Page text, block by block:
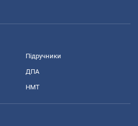
Підручники
ДПА
НМТ